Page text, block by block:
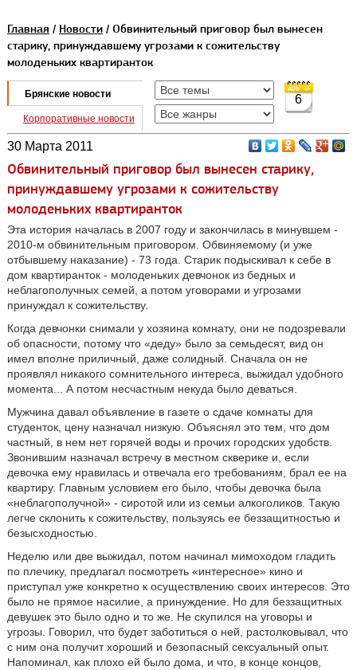
Главная / Новости/ Обвинительный приговор был вынесен
старику, принуждавшему угрозами к сожительству
молоденьких квартиранток
Брянские новости
Корпоративные новости
6
30 Марта 2011
Обвинительный приговор был вынесен старику,
принуждавшему угрозами к сожительству
молоденьких квартиранток
Эта история началась в 2007 году и закончилась в минувшем -
2010-м обвинительным приговором. Обвиняемому (и уже
отбывшему наказание) - 73 года. Старик подыскивал к себе в
дом квартиранток - молоденьких девчонок из бедных и
неблагополучных семей, а потом уговорами и угрозами
принуждал к сожительству.
Когда девчонки снимали у хозяина комнату, они не подозревали
об опасности, потому что «деду» было за семьдесят, вид он
имел вполне приличный, даже солидный. Сначала он не
проявлял никакого сомнительного интереса, выжидал удобного
момента... А потом несчастным некуда было деваться.
Мужчина давал объявление в газете о сдаче комнаты для
студенток, цену назначал низкую. Объяснял это тем, что дом
частный, в нем нет горячей воды и прочих городских удобств.
Звонившим назначал встречу в местном скверике и, если
девочка ему нравилась и отвечала его требованиям, брал ее на
квартиру. Главным условием его было, чтобы девочка была
«неблагополучной» - сиротой или из семьи алкоголиков. Такую
легче склонить к сожительству, пользуясь ее беззащитностью и
безысходностью.
Неделю или две выжидал, потом начинал мимоходом гладить
по плечику, предлагал посмотреть «интересное» кино и
приступал уже конкретно к осуществлению своих интересов. Это
было не прямое насилие, а принуждение. Но для беззащитных
девушек это было одно и то же. Не скупился на уговоры и
угрозы. Говорил, что будет заботиться о ней, растолковывал, что
с ним она получит хороший и безопасный сексуальный опыт.
Напоминал, как плохо ей было дома, и что, в конце концов,